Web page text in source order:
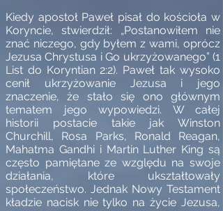
Kiedy apostoł Paweł pisał do kościoła w
Koryncie, stwierdził: „Postanowiłem nie
znać niczego, gdy byłem z wami, oprócz
Jezusa Chrystusa i Go ukrzyżowanego” (1
List do Koryntian 2:2). Paweł tak wysoko
cenił ukrzyżowanie Jezusa i jego
znaczenie, że stało się ono głównym
tematem jego wypowiedzi. W całej
historii postacie takie jak Winston
Churchill, Rosa Parks, Ronald Reagan,
Mahatma Gandhi i Martin Luther King są
często pamiętane ze względu na swoje
działania, które ukształtowały
społeczeństwo. Jednak Nowy Testament
kładzie nacisk nie tylko na życie Jezusa,